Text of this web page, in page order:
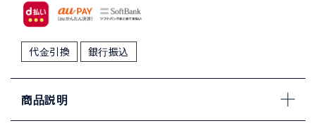
代金引換 銀行振込
商品説明